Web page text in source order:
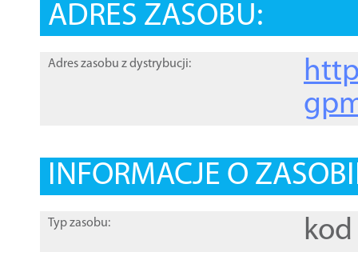
ADRES ZASOBU:
Adres zasobu z dystrybucji:
INFORMACJE O
Typ zasobu: kod